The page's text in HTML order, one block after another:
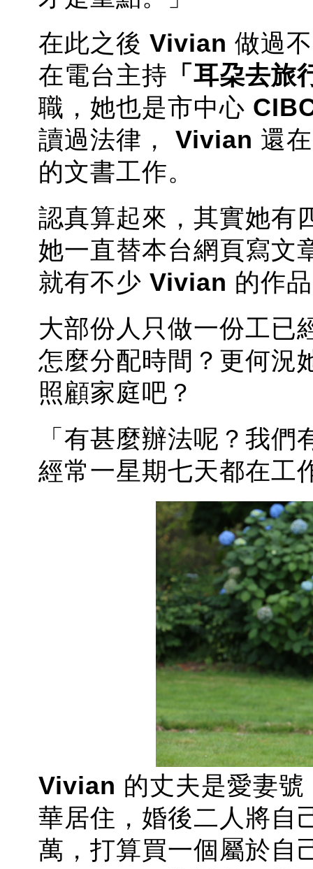
在此之後 Vivian 做過
在電台主持 「耳朶去旅
職，她也是市中心
讀過法律， Vivian 還
的文書工作。
認真算起來，其實她有
她一直替本台網頁寫文
就有不少 Vivian 的作
大部份人只做一份工已
怎麼分配時間？更何況
照顧家庭吧？
「有甚麼辦法呢？我
經常一星期七天都在工
Vivian 的丈夫是愛妻
華居住，婚後二人將自
萬，打算買一個屬於自